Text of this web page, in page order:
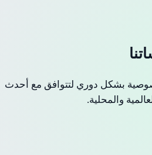
بشكل دوري لتتوافق مع أحدث
والمحلية.